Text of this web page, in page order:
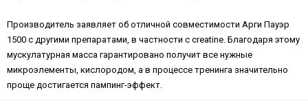
Производитель заявляет об отличной совместимости Арги Пауэр
1500 с другими препаратами, в частности с creatine. Благодаря этому
мускулатурная масса гарантировано получит все нужные
микроэлементы, кислородом, а в процессе тренинга значительно
проще достигается пампинг-эффект.